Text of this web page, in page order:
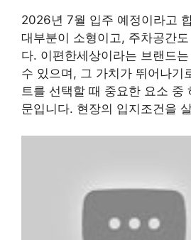
2026년 7월 입주 예정이라고
대부분이 소형이고, 주차공간
다. 이편한세상이라는 브랜드
수 있으며, 그 가치가 뛰어나기
트를 선택할 때 중요한 요소 중
문입니다. 현장의 입지조건을